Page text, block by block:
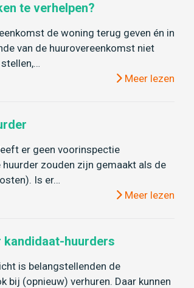
te verhelpen?
de woning terug geven én in
van de huurovereenkomst niet
Meer lezen
er geen voorinspectie
zouden zijn gemaakt als de
Is er…
Meer lezen
kandidaat-huurders
is belangstellenden de
bij (opnieuw) verhuren. Daar kunnen